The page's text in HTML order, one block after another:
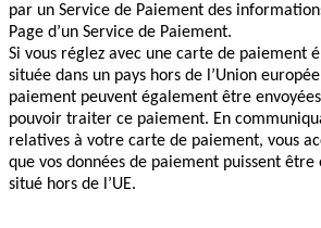
par un Service de Paiement des
Page d’un Service de Paiement.
Si vous réglez avec une carte de paiement
située dans un pays hors de l’Union
paiement peuvent également être
pouvoir traiter ce paiement. En
relatives à votre carte de paiement, vous
que vos données de paiement puissent être
situé hors de l’UE.